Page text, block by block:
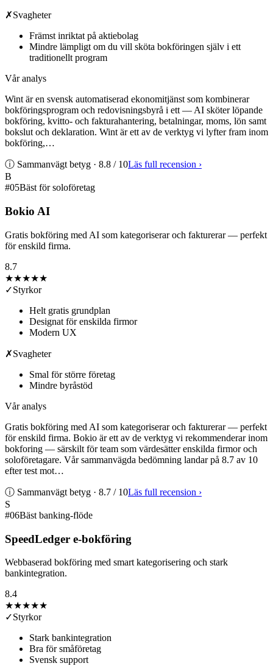
✗Svagheter
Främst inriktat på aktiebolag
Mindre lämpligt om du vill sköta bokföringen själv i ett
traditionellt program
Vår analys
Wint är en svensk automatiserad ekonomitjänst som kombinerar
bokföringsprogram och redovisningsbyrå i ett — AI sköter löpande
bokföring, kvitto- och fakturahantering, betalningar, moms, lön samt
bokslut och deklaration. Wint är ett av de verktyg vi lyfter fram inom
bokföring,…
ⓘ Sammanvägt betyg · 8.8 / 10Läs full recension ›
B
#05Bäst för soloföretag
Bokio AI
Gratis bokföring med AI som kategoriserar och fakturerar — perfekt
för enskild firma.
8.7
★★★★★
✓Styrkor
Helt gratis grundplan
Designat för enskilda firmor
Modern UX
✗Svagheter
Smal för större företag
Mindre byråstöd
Vår analys
Gratis bokföring med AI som kategoriserar och fakturerar — perfekt
för enskild firma. Bokio är ett av de verktyg vi rekommenderar inom
bokforing — särskilt för team som värdesätter enskilda firmor och
soloföretagare. Vår sammanvägda bedömning landar på 8.7 av 10
efter test mot…
ⓘ Sammanvägt betyg · 8.7 / 10Läs full recension ›
S
#06Bäst banking-flöde
SpeedLedger e-bokföring
Webbaserad bokföring med smart kategorisering och stark
bankintegration.
8.4
★★★★★
✓Styrkor
Stark bankintegration
Bra för småföretag
Svensk support